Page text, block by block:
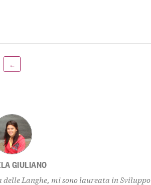
←
GIULIANO
Langhe, mi sono laureata in Sviluppo